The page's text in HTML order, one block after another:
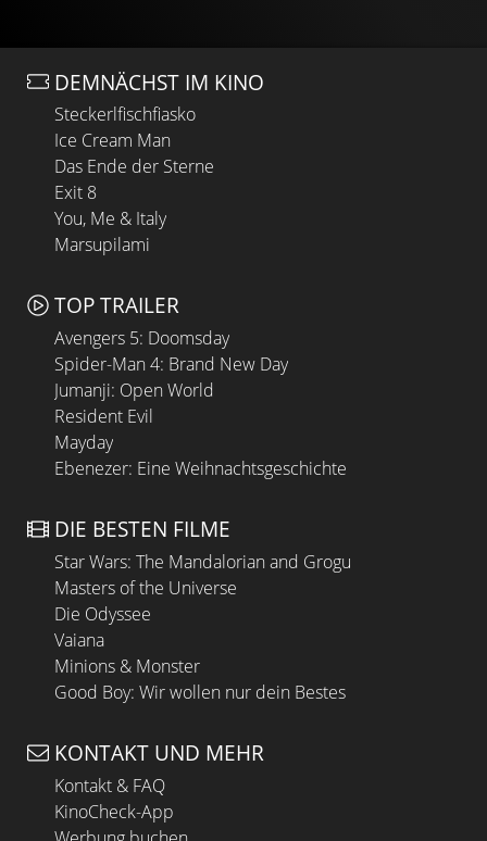
DEMNÄCHST IM KINO
Steckerlfischfiasko
Ice Cream Man
Das Ende der Sterne
Exit 8
You, Me & Italy
Marsupilami
TOP TRAILER
Avengers 5: Doomsday
Spider-Man 4: Brand New Day
Jumanji: Open World
Resident Evil
Mayday
Ebenezer: Eine Weihnachtsgeschichte
DIE BESTEN FILME
Star Wars: The Mandalorian and Grogu
Masters of the Universe
Die Odyssee
Vaiana
Minions & Monster
Good Boy: Wir wollen nur dein Bestes
KONTAKT UND MEHR
Kontakt & FAQ
KinoCheck-App